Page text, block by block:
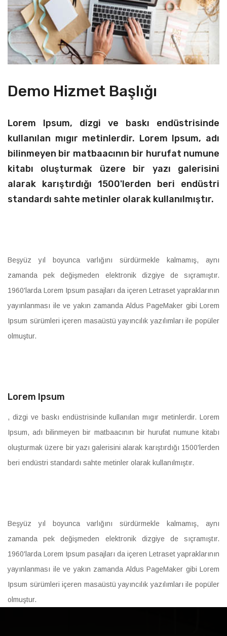
Demo Hizmet Başlığı
Lorem Ipsum, dizgi ve baskı endüstrisinde
kullanılan mıgır metinlerdir. Lorem Ipsum, adı
bilinmeyen bir matbaacının bir hurufat numune
kitabı oluşturmak üzere bir yazı galerisini
alarak karıştırdığı 1500'lerden beri endüstri
standardı sahte metinler olarak kullanılmıştır.
Beşyüz yıl boyunca varlığını sürdürmekle kalmamış, aynı
zamanda pek değişmeden elektronik dizgiye de sıçramıştır.
1960'larda Lorem Ipsum pasajları da içeren Letraset yapraklarının
yayınlanması ile ve yakın zamanda Aldus PageMaker gibi Lorem
Ipsum sürümleri içeren masaüstü yayıncılık yazılımları ile popüler
olmuştur.
Lorem Ipsum
, dizgi ve baskı endüstrisinde kullanılan mıgır metinlerdir. Lorem
Ipsum, adı bilinmeyen bir matbaacının bir hurufat numune kitabı
oluşturmak üzere bir yazı galerisini alarak karıştırdığı 1500'lerden
beri endüstri standardı sahte metinler olarak kullanılmıştır.
Beşyüz yıl boyunca varlığını sürdürmekle kalmamış, aynı
zamanda pek değişmeden elektronik dizgiye de sıçramıştır.
1960'larda Lorem Ipsum pasajları da içeren Letraset yapraklarının
yayınlanması ile ve yakın zamanda Aldus PageMaker gibi Lorem
Ipsum sürümleri içeren masaüstü yayıncılık yazılımları ile popüler
olmuştur.